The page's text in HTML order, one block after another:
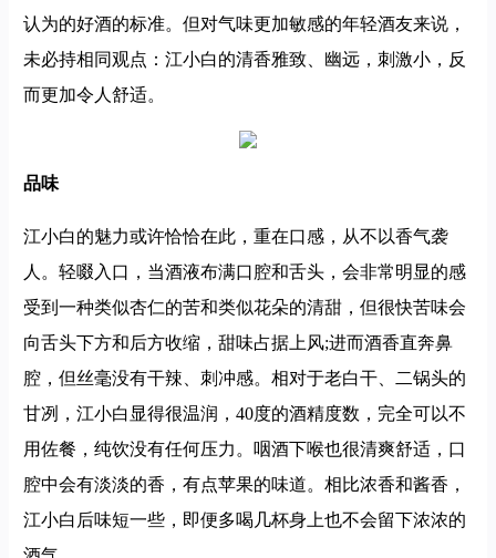
认为的好酒的标准。但对气味更加敏感的年轻酒友来说，
未必持相同观点：江小白的清香雅致、幽远，刺激小，反
而更加令人舒适。
品味
江小白的魅力或许恰恰在此，重在口感，从不以香气袭
人。轻啜入口，当酒液布满口腔和舌头，会非常明显的感
受到一种类似杏仁的苦和类似花朵的清甜，但很快苦味会
向舌头下方和后方收缩，甜味占据上风;进而酒香直奔鼻
腔，但丝毫没有干辣、刺冲感。相对于老白干、二锅头的
甘冽，江小白显得很温润，40度的酒精度数，完全可以不
用佐餐，纯饮没有任何压力。咽酒下喉也很清爽舒适，口
腔中会有淡淡的香，有点苹果的味道。相比浓香和酱香，
江小白后味短一些，即便多喝几杯身上也不会留下浓浓的